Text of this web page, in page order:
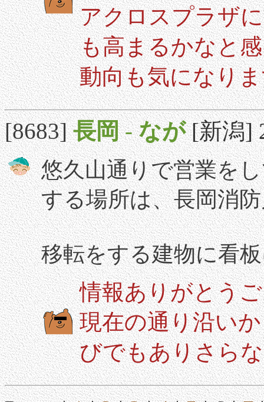
アクロスプラザ
も高まるかなと
動向も気になり
[8683]長岡-なが [新潟]
悠久山通りで営業を
する場所は、長岡消
移転をする建物に看
情報ありがとう
現在の通り沿い
びでもありさら